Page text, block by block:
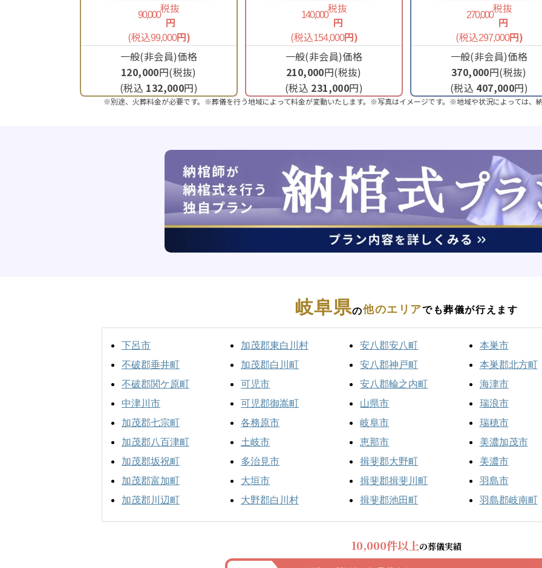
90,000税抜
円
(税込99,000円)
一般(非会員)価格
120,000円(税抜)
(税込 132,000円)
140,000税抜
円
(税込154,000円)
一般(非会員)価格
210,000円(税抜)
(税込 231,000円)
270,000税抜
円
(税込297,000円)
一般(非会員)価格
370,000円(税抜)
(税込 407,000円)
※別途、火葬料金が必要です。※葬儀を行う地域によって料金が変動いたします。※写真はイメージです。※地域や状況によっては、
岐阜県の他のエリアでも葬儀が行えます
下呂市
不破郡垂井町
不破郡関ケ原町
中津川市
加茂郡七宗町
加茂郡八百津町
加茂郡坂祝町
加茂郡富加町
加茂郡川辺町
加茂郡東白川村
加茂郡白川町
可児市
可児郡御嵩町
各務原市
土岐市
多治見市
大垣市
大野郡白川村
安八郡安八町
安八郡神戸町
安八郡輪之内町
山県市
岐阜市
恵那市
揖斐郡大野町
揖斐郡揖斐川町
揖斐郡池田町
本巣市
本巣郡北方町
海津市
瑞浪市
瑞穂市
美濃加茂市
美濃市
羽島市
羽島郡岐南町
10,000件以上の葬儀実績